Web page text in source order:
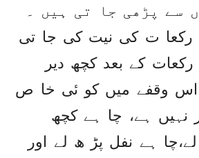
سے پڑھی جا تی ہیں ۔
۱۰؍ مرتبہ ۲-۲ رکعا ت کی نیت کی جا تی
کے بعد کچھ دیر
وقفے میں کو ئی خا ص
نہیں ہے، چا ہے کچھ
ہے نفل پڑ ھ لے اور